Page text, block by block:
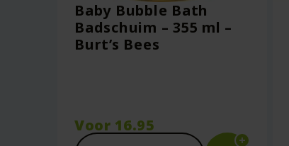
Baby Bubble Bath
Badschuim – 355 ml –
Burt’s Bees
Voor 16.95